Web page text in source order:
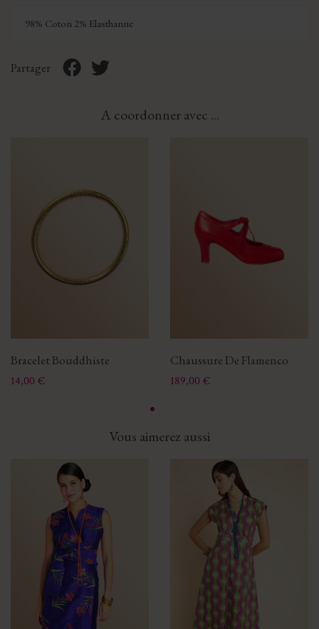
98% Coton 2% Elasthanne
Partager
A coordonner avec ...
Bracelet Bouddhiste
Prix
14,00 €
Chaussure De Flamenco
Prix
189,00 €
Vous aimerez aussi